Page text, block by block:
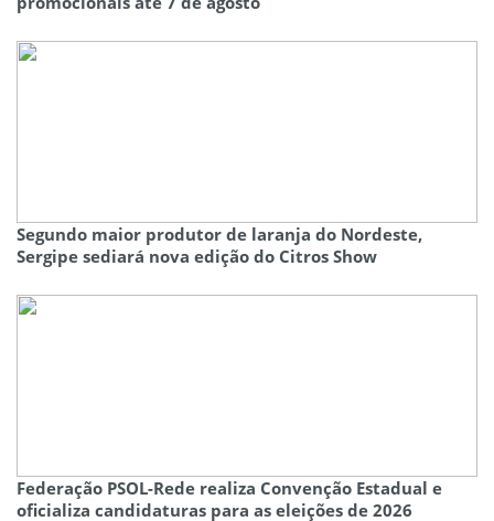
Segundo maior produtor de laranja do Nordeste,
Sergipe sediará nova edição do Citros Show
Federação PSOL-Rede realiza Convenção Estadual e
oficializa candidaturas para as eleições de 2026